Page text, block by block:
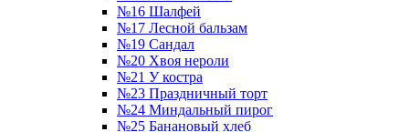
№16 Шалфей
№17 Лесной бальзам
№19 Сандал
№20 Хвоя нероли
№21 У костра
№23 Праздничный торт
№24 Миндальный пирог
№25 Банановый хлеб